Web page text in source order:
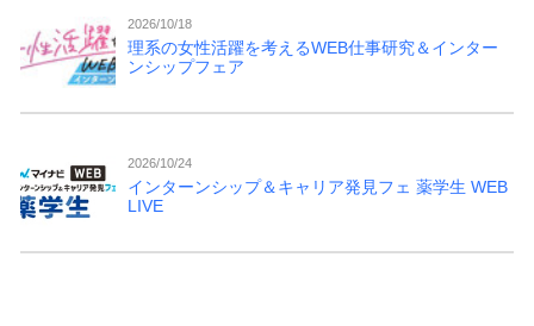
2026/10/18
理系の女性活躍を考えるWEB仕事研究＆インター
ンシップフェア
2026/10/24
インターンシップ＆キャリア発見フェ 薬学生 WEB
LIVE